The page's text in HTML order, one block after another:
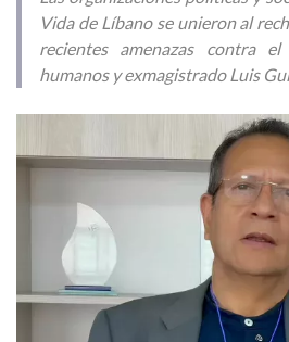
Vida de Líbano se unieron al
recientes amenazas contra
humanos y exmagistrado Luis